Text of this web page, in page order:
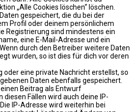
„Alle Cookies löschen“ löschen.
gespeichert, die du bei der
Profil oder deinem persönlichem
Registrierung sind mindestens ein
eine E-Mail-Adresse und ein
durch den Betreiber weitere Daten
wurden, so ist dies für dich vor deren
oder eine private Nachricht erstellst, so
Daten ebenfalls gespeichert.
Beitrag als Entwurf
diesen Fällen wird auch deine IP-
IP-Adresse wird weiterhin bei